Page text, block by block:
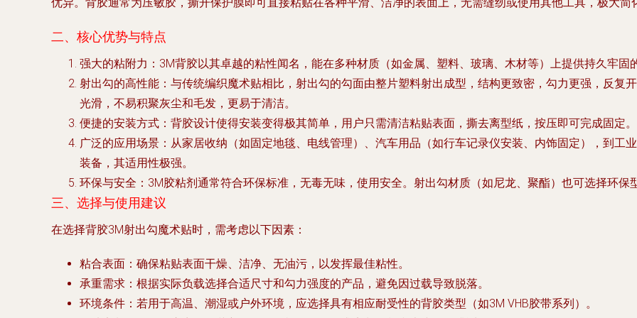
二、核心优势与特点
强大的粘附力 ：3M背胶以其卓越的粘性闻名，能在多种材质（如金属、塑料、玻璃、木材等）上提供持久牢
射出勾的高性能 ：与传统编织魔术贴相比，射出勾的勾面由整片塑料射出成型，结构更致密，勾力更强，反复
光滑，不易积聚灰尘和毛发，更易于清洁。
便捷的安装方式 ：背胶设计使得安装变得极其简单，用户只需清洁粘贴表面，撕去离型纸，按压即可完成固定
广泛的应用场景 ：从家居收纳（如固定地毯、电线管理）、汽车用品（如行车记录仪安装、内饰固定），到工
装备，其适用性极强。
环保与安全 ：3M胶粘剂通常符合环保标准，无毒无味，使用安全。射出勾材质（如尼龙、聚酯）也可选择环保
三、选择与使用建议
在选择背胶3M射出勾魔术贴时，需考虑以下因素：
粘合表面 ：确保粘贴表面干燥、洁净、无油污，以发挥最佳粘性。
承重需求 ：根据实际负载选择合适尺寸和勾力强度的产品，避免因过载导致脱落。
环境条件 ：若用于高温、潮湿或户外环境，应选择具有相应耐受性的背胶类型（如3M VHB胶带系列）。